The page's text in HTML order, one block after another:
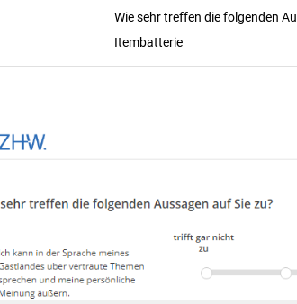
Wie sehr treffen die folgenden
Itembatterie